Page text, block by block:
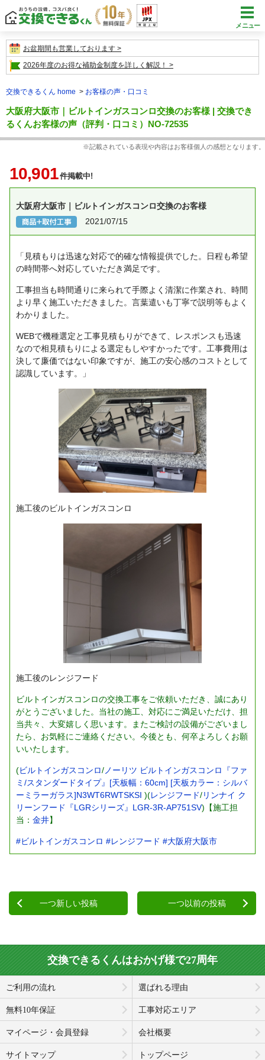
メニュー
お盆期間も営業しております
2026年度のお得な補助金制度を詳しく解説！
交換できるくん home お客様の声・口コミ
大阪府大阪市｜ビルトインガスコンロ交換のお客様 | 交換でき
るくんお客様の声（評判・口コミ）NO-72535
※記載されている表現や内容はお客様個人の感想となります。
10,901件掲載中!
大阪府大阪市｜ビルトインガスコンロ交換のお客様
2021/07/15
「見積もりは迅速な対応で的確な情報提供でした。日程も希望
の時間帯へ対応していただき満足です。
工事担当も時間通りに来られて手際よく清潔に作業され、時間
より早く施工いただきました。言葉遣いも丁寧で説明等もよく
わかりました。
WEBで機種選定と工事見積もりができて、レスポンスも迅速
なので相見積もりによる選定もしやすかったです。工事費用は
決して廉価ではない印象ですが、施工の安心感のコストとして
認識しています。」
施工後のビルトインガスコンロ
施工後のレンジフード
ビルトインガスコンロの交換工事をご依頼いただき、誠にあり
がとうございました。当社の施工、対応にご満足いただけ、担
当共々、大変嬉しく思います。またご検討の設備がございまし
たら、お気軽にご連絡ください。今後とも、何卒よろしくお願
いいたします。
(ビルトインガスコンロ/ ノーリツ ビルトインガスコンロ『ファ
ミ/スタンダードタイプ』[天板幅：60cm] [天板カラー：シルバ
ーミラーガラス]N3WT6RWTSKSI )(レンジフード/リンナイ ク
リーンフード『LGRシリーズ』LGR-3R-AP751SV)【施工担
当： 金井】
#ビルトインガスコンロ #レンジフード #大阪府大阪市
一つ新しい投稿 一つ以前の投稿
交換できるくんはおかげ様で27周年
ご利用の流れ 選ばれる理由
無料10年保証 工事対応エリア
マイページ・会員登録 会社概要
サイトマップ トップページ